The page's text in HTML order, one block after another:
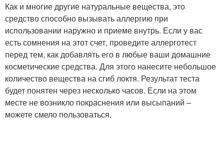
Как и многие другие натуральные вещества, это
средство способно вызывать аллергию при
использовании наружно и приеме внутрь. Если у вас
есть сомнения на этот счет, проведите аллерготест
перед тем, как добавлять его в любые ваши домашние
косметические средства. Для этого нанесите небольшое
количество вещества на сгиб локтя. Результат теста
будет понятен через несколько часов. Если на этом
месте не возникло покраснения или высыпаний –
можете смело пользоваться.